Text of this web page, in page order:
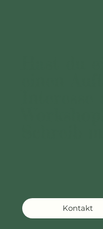
Kontakt